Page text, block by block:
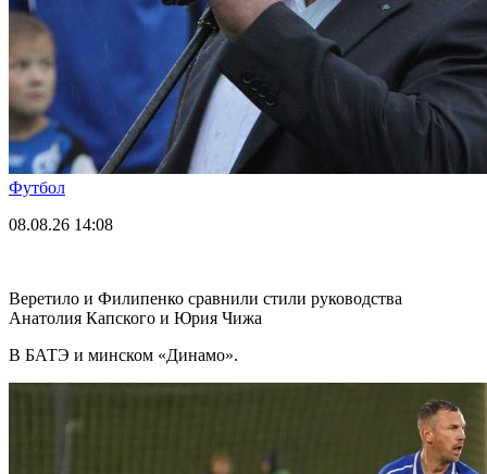
Футбол
08.08.26 14:08
Веретило и Филипенко сравнили стили руководства
Анатолия Капского и Юрия Чижа
В БАТЭ и минском «Динамо».